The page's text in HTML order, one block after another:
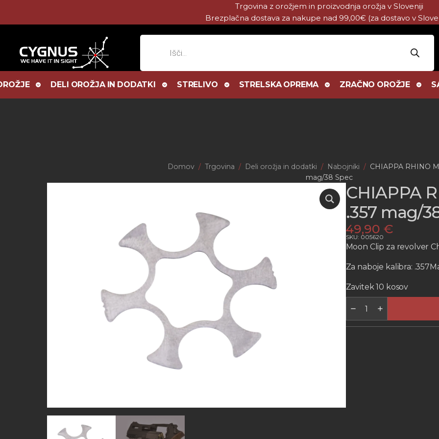
Trgovina z orožjem in proizvodnja orožja v Sloveniji
Brezplačna dostava za nakupe nad 99,00€ (za dostavo v
DELI OROŽJA IN DODATKI STRELIVO STRELSKA OPREMA ZRAČNO OROŽJE
Domov Trgovina Deli orožja in dodatki Nabojniki
CHIAPPA RHINO
mag/38 Spec
CHIAPPA
.357 mag/
49,90 €
SKU: 005620
Moon Clip za revolver
Za naboje kalibra:
Zavitek 10 kosov
CHIAPPA
RHINO
MOON
CLIP
.357